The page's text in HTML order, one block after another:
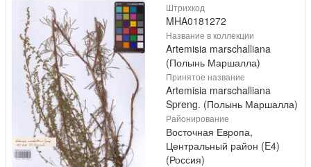
Штрихкод
MHA0181272
Название в коллекции
Artemisia marschalliana
(Полынь Маршалла)
Принятое название
Artemisia marschalliana
Spreng. (Полынь Маршалла)
Районирование
Восточная Европа,
Центральный район (E4)
(Россия)